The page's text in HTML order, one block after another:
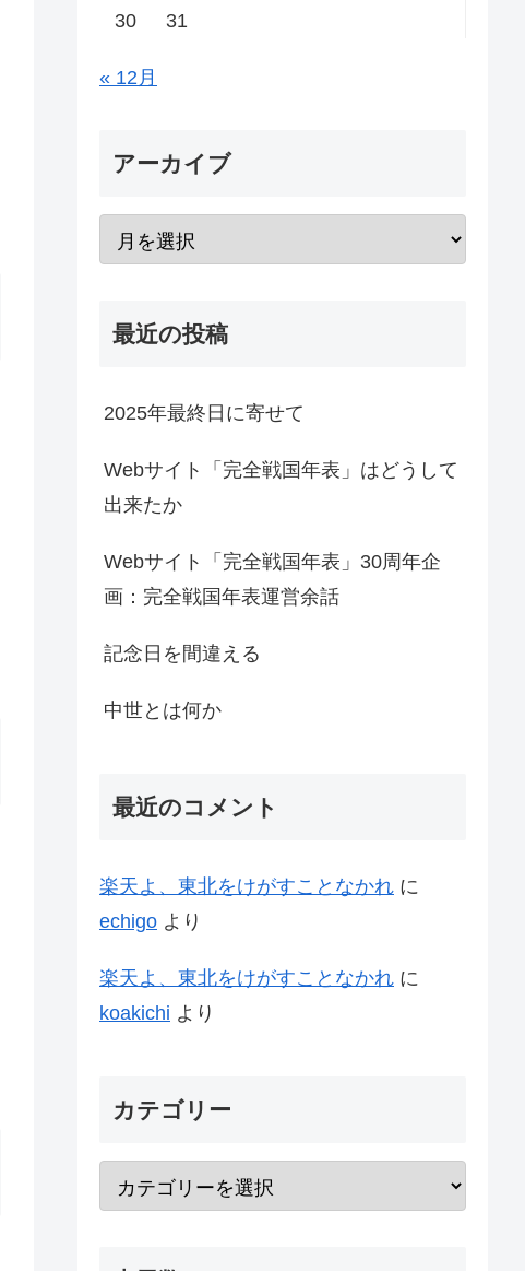
30
31
« 12月
アーカイブ
最近の投稿
2025年最終日に寄せて
Webサイト「完全戦国年表」はどうして
出来たか
Webサイト「完全戦国年表」30周年企
画：完全戦国年表運営余話
記念日を間違える
中世とは何か
最近のコメント
楽天よ、東北をけがすことなかれ に
echigo より
楽天よ、東北をけがすことなかれ に
koakichi より
カテゴリー